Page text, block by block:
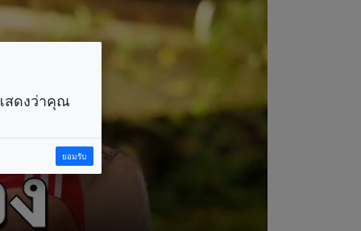
สดงว่าคุณ
ยอมรับ